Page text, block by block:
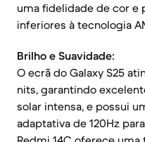
uma fidelidade de cor
inferiores à tecnologia
Brilho e Suavidade:
O ecrã do Galaxy S25
nits, garantindo
solar intensa, e possui
adaptativa de 120Hz